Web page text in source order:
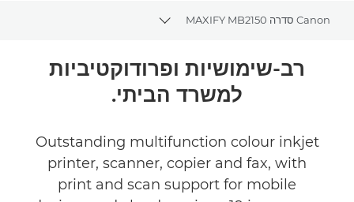
Canon סדרה MAXIFY MB2150
Toggle breadcrumbs
קנה דיו
רב-שימושיות ופרודוקטיביות
למשרד הביתי.
Outstanding multifunction colour inkjet
printer, scanner, copier and fax, with
print and scan support for mobile